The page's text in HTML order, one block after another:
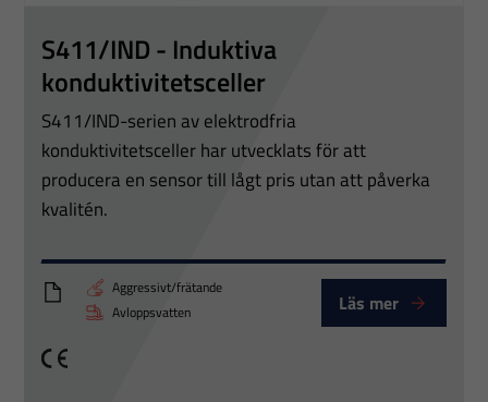
S411/IND - Induktiva
konduktivitetsceller
S411/IND-serien av elektrodfria
konduktivitetsceller har utvecklats för att
producera en sensor till lågt pris utan att påverka
kvalitén.
PTT_Inductive_Conductivity_measuring_cells
Aggressivt/frätande
Avloppsvatten
Läs mer
CE
surfar ökar du
chansen att få se
personligt